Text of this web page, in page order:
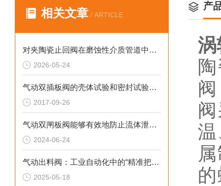
相关文章 / ARTICLE
对夹陶瓷止回阀在磨蚀性介质管道中的密封原理与选型要点
2026-05-24
气动双插板阀的壳体试验和密封试验介质为水
2017-09-26
气动双闸板阀能够有效地防止流体泄漏，确保系统的密封性能
2024-06-24
气动出料阀：工业自动化中的“精准把关者”
2025-05-18
产
涡